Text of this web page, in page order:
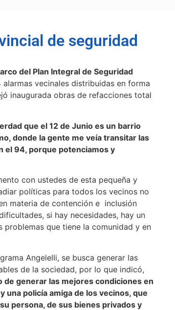
de seguridad
del Plan Integral de Seguridad
vecinales distribuidas en forma
inaugurada obras de refacciones total
que el 12 de Junio es un barrio
donde la gente me veía transitar las
el 94, porque potenciamos y
con ustedes de esta pequeña y
políticas para todos los vecinos no
materia de contención e inclusión
si hay necesidades, hay un
que tiene la comunidad y en
Angelelli, se busca generar las
de la sociedad, por lo que indicó,
generar las mejores condiciones en
una policía amiga de los vecinos, que
persona, de sus bienes privados y